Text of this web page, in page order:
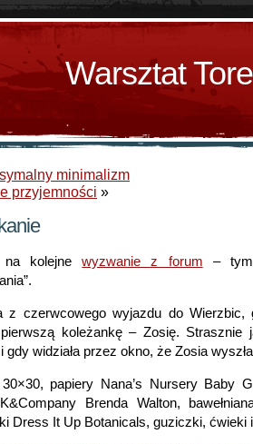
Warsztat
minimalizm
przyjemności »
na kolejnewyzwanie z forum – tym
z czerwcowego wyjazdu do Wierzbic,
koleżankę – Zosię. Strasznie
gdy widziała przez okno, że Zosia
papiery Nana’s Nursery Baby
Brenda Walton,
Dress It Up Botanicals, guziczki, ćwieki